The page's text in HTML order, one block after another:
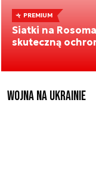
PREMIUM
Siatki na
skuteczną
Wojna na Ukrainie